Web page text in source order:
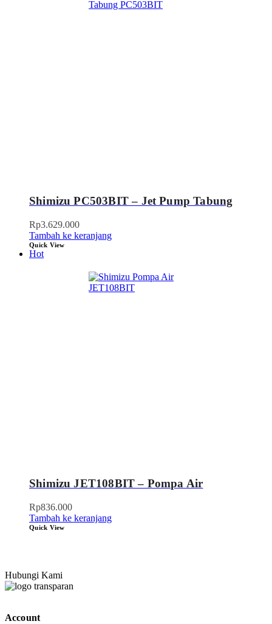
Shimizu PC503BIT – Jet Pump Tabung
Rp3.629.000
Tambah ke keranjang
Quick View
Hot
Shimizu JET108BIT – Pompa Air
Rp836.000
Tambah ke keranjang
Quick View
Hubungi Kami
Account